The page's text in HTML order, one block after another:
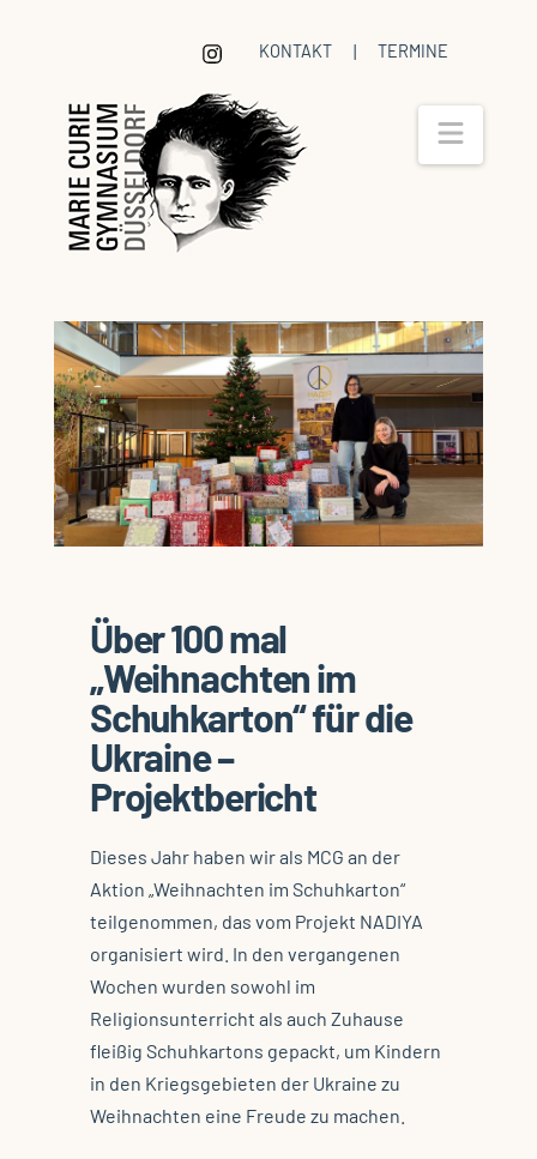
KONTAKT | TERMINE
Über 100 mal
„Weihnachten im
Schuhkarton“ für die
Ukraine –
Projektbericht
Dieses Jahr haben wir als MCG an der
Aktion „Weihnachten im Schuhkarton“
teilgenommen, das vom Projekt NADIYA
organisiert wird. In den vergangenen
Wochen wurden sowohl im
Religionsunterricht als auch Zuhause
fleißig Schuhkartons gepackt, um Kindern
in den Kriegsgebieten der Ukraine zu
Weihnachten eine Freude zu machen.